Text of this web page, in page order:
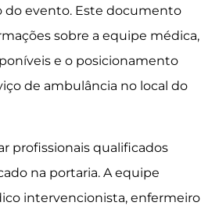
do evento. Este documento
sobre a equipe médica,
e o posicionamento
de ambulância no local do
profissionais qualificados
na portaria. A equipe
intervencionista, enfermeiro